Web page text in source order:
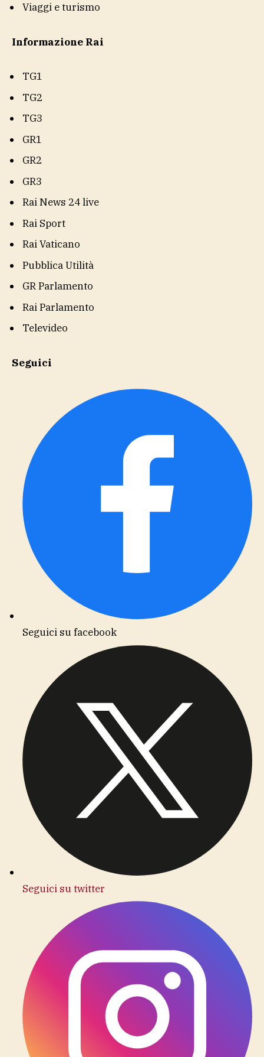
Viaggi e turismo
Informazione Rai
TG1
TG2
TG3
GR1
GR2
GR3
Rai News 24 live
Rai Sport
Rai Vaticano
Pubblica Utilità
GR Parlamento
Rai Parlamento
Televideo
Seguici
Seguici su facebook
Seguici su twitter